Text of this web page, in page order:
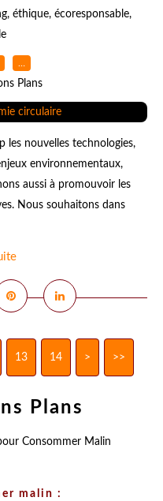
, éthique, écoresponsable,
…
Plans
les nouvelles technologies,
environnementaux,
aussi à promouvoir les
Nous souhaitons dans
13 14 > >>
Plans
malin :